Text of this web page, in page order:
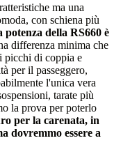
ma una
con schiena più
potenza della RS660 è
differenza minima che
picchi di coppia e
per il passeggero,
l'unica vera
tarate più
la prova per poterlo
per la carenata, in
dovremmo essere a